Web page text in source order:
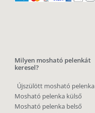
Milyen mosható pelenkát
keresel?
Újszülött mosható pelenka
Mosható pelenka külső
Mosható pelenka belső